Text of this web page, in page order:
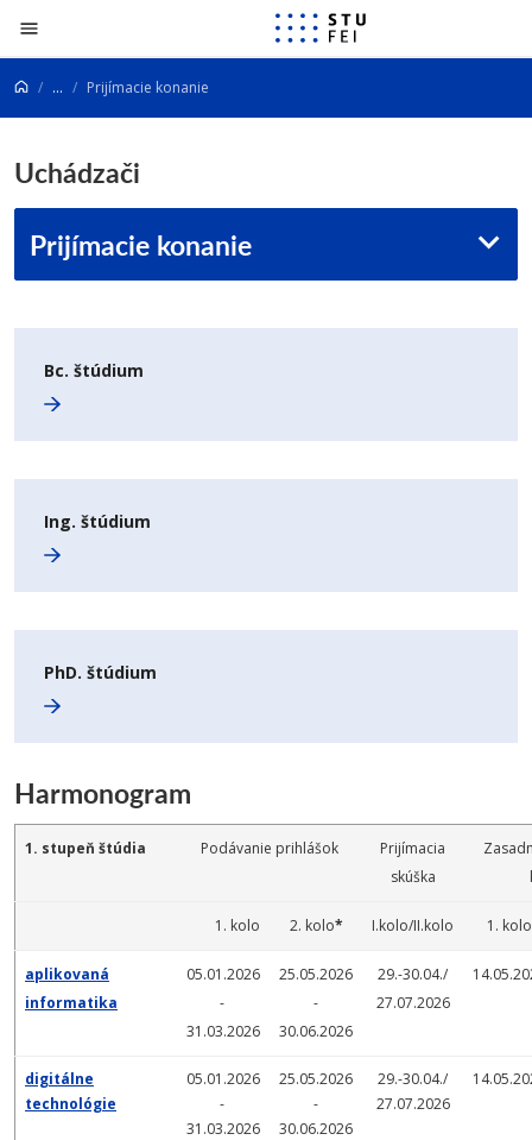
Prejsť na obsah
... Prijímacie konanie
Uchádzači
Prijímacie konanie
Bc. štúdium
Ing. štúdium
PhD. štúdium
Harmonogram
1. stupeň štúdia Podávanie prihlášok
Prijímacia
skúška
1. kolo 2. kolo* I.kolo/II.kolo 1. kolo
aplikovaná
informatika
05.01.2026
-
31.03.2026
25.05.2026
-
30.06.2026
29.-30.04./
27.07.2026
digitálne
technológie
05.01.2026
-
31.03.2026
25.05.2026
-
30.06.2026
29.-30.04./
27.07.2026